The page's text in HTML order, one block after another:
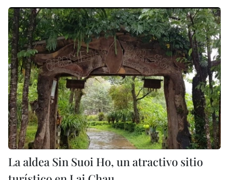
La aldea Sin Suoi Ho, un atractivo sitio